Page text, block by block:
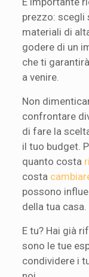
prezzo:
materiali di
godere di un
che ti
a venire.
Non
confrontare
di fare la
il tuo budget.
quanto costa
costa
possono
della tua casa.
E tu? Hai già
sono le tue
condividere i